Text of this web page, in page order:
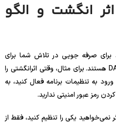
اثر انگشت و الگو
برای صرفه جویی در تلاش شما برای
امضای انتقال یا مجوز ورود به DApp هستند. برای مثال، وقتی اثرانگشتی را
ورود به تنظیمات برنامه فعال کنید، به
رمز عبور امنیتی ندارید.
نمی‌خواهید یکی را تنظیم کنید، فقط از